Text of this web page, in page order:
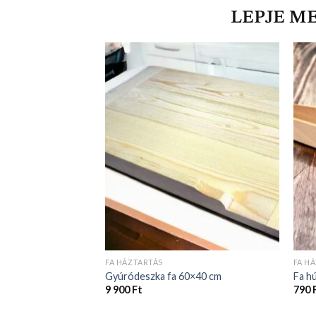
LEPJE
FA HÁZTARTÁS
Gyúródeszka fa 60×40 cm
9 900Ft
FA
Fa
790